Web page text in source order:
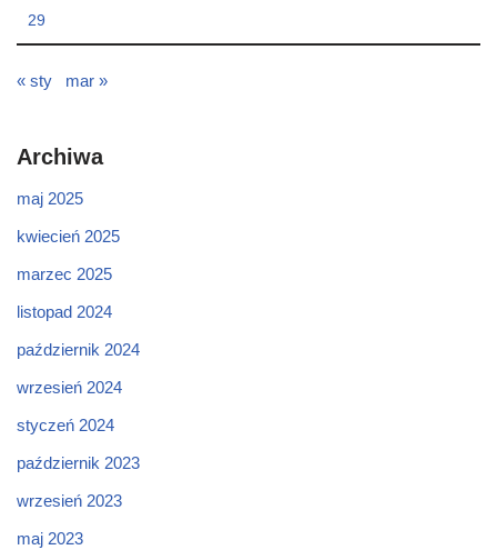
29
« sty mar »
Archiwa
maj 2025
kwiecień 2025
marzec 2025
listopad 2024
październik 2024
wrzesień 2024
styczeń 2024
październik 2023
wrzesień 2023
maj 2023